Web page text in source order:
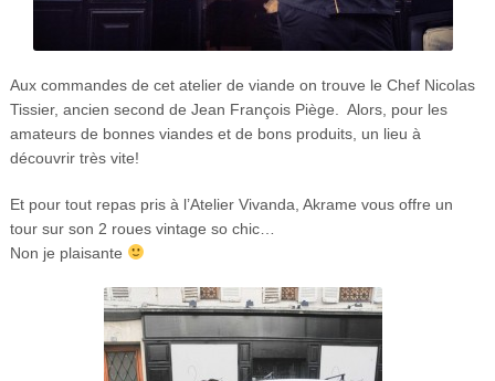
Aux commandes de cet atelier de viande on trouve le Chef Nicolas
Tissier, ancien second de Jean François Piège. Alors, pour les
amateurs de bonnes viandes et de bons produits, un lieu à
découvrir très vite!
Et pour tout repas pris à l’Atelier Vivanda, Akrame vous offre un
tour sur son 2 roues vintage so chic…
Non je plaisante